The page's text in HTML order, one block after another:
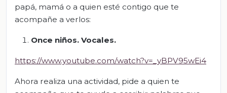
papá, mamá o a quien esté contigo que te
acompañe a verlos:
Once niños. Vocales.
https://www.youtube.com/watch?v=_yBPV95wEi4
Ahora realiza una actividad, pide a quien te